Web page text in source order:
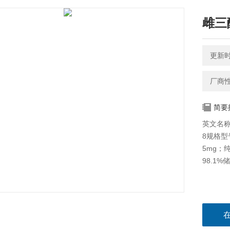
雌三
更新
厂商
简要
英文名
8规格
5mg；
98.1%